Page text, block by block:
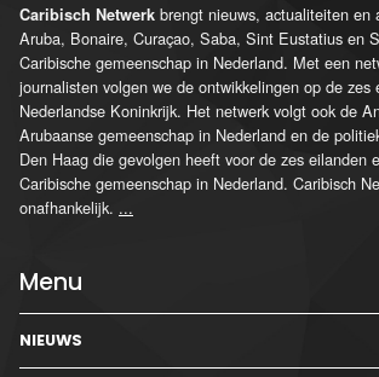
Caribisch Netwerk brengt nieuws, actualiteiten en
Aruba, Bonaire, Curaçao, Saba, Sint Eustatius en
Caribische gemeenschap in Nederland. Met een
journalisten volgen we de ontwikkelingen op de zes
Nederlandse Koninkrijk. Het netwerk volgt ook de
Arubaanse gemeenschap in Nederland en de
Den Haag die gevolgen heeft voor de zes eilanden
Caribische gemeenschap in Nederland. Caribisch
onafhankelijk. ...
Menu
NIEUWS